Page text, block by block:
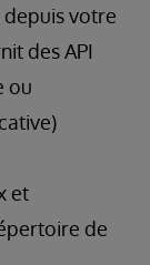
depuis votre
des API
ou
et
de